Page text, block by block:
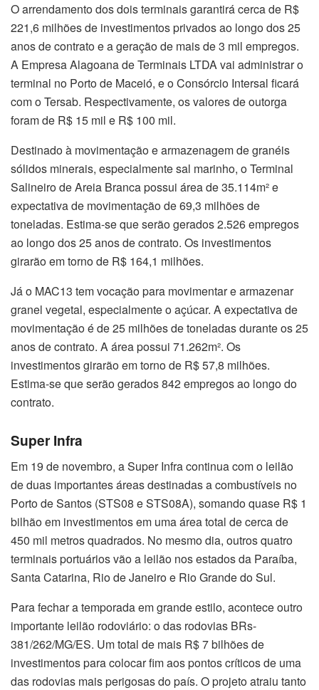
O arrendamento dos dois terminais garantirá cerca de R$
221,6 milhões de investimentos privados ao longo dos 25
anos de contrato e a geração de mais de 3 mil empregos.
A Empresa Alagoana de Terminais LTDA vai administrar o
terminal no Porto de Maceió, e o Consórcio Intersal ficará
com o Tersab. Respectivamente, os valores de outorga
foram de R$ 15 mil e R$ 100 mil.
Destinado à movimentação e armazenagem de granéis
sólidos minerais, especialmente sal marinho, o Terminal
Salineiro de Areia Branca possui área de 35.114m² e
expectativa de movimentação de 69,3 milhões de
toneladas. Estima-se que serão gerados 2.526 empregos
ao longo dos 25 anos de contrato. Os investimentos
girarão em torno de R$ 164,1 milhões.
Já o MAC13 tem vocação para movimentar e armazenar
granel vegetal, especialmente o açúcar. A expectativa de
movimentação é de 25 milhões de toneladas durante os 25
anos de contrato. A área possui 71.262m². Os
investimentos girarão em torno de R$ 57,8 milhões.
Estima-se que serão gerados 842 empregos ao longo do
contrato.
Super Infra
Em 19 de novembro, a Super Infra continua com o leilão
de duas importantes áreas destinadas a combustíveis no
Porto de Santos (STS08 e STS08A), somando quase R$ 1
bilhão em investimentos em uma área total de cerca de
450 mil metros quadrados. No mesmo dia, outros quatro
terminais portuários vão a leilão nos estados da Paraíba,
Santa Catarina, Rio de Janeiro e Rio Grande do Sul.
Para fechar a temporada em grande estilo, acontece outro
importante leilão rodoviário: o das rodovias BRs-
381/262/MG/ES. Um total de mais R$ 7 bilhões de
investimentos para colocar fim aos pontos críticos de uma
das rodovias mais perigosas do país. O projeto atraiu tanto